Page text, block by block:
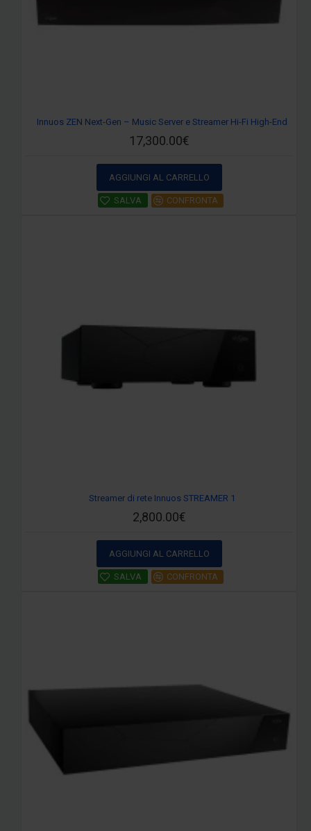
Innuos ZEN Next-Gen – Music Server e Streamer Hi-Fi High-End
17,300.00€
AGGIUNGI AL CARRELLO
SALVA CONFRONTA
Streamer di rete Innuos STREAMER 1
2,800.00€
AGGIUNGI AL CARRELLO
SALVA CONFRONTA